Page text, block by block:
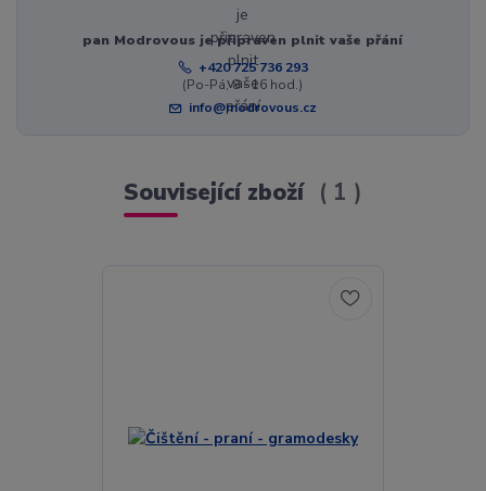
pan Modrovous je připraven plnit vaše přání
+420 725 736 293
(Po-Pá, 8 - 16 hod.)
info@modrovous.cz
Související zboží 1